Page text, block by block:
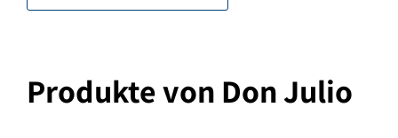
Produkte von Don Julio